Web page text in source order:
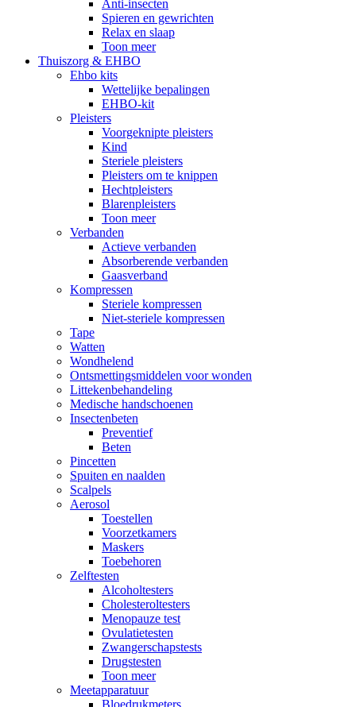
Anti-insecten
Spieren en gewrichten
Relax en slaap
Toon meer
Thuiszorg & EHBO
Ehbo kits
Wettelijke bepalingen
EHBO-kit
Pleisters
Voorgeknipte pleisters
Kind
Steriele pleisters
Pleisters om te knippen
Hechtpleisters
Blarenpleisters
Toon meer
Verbanden
Actieve verbanden
Absorberende verbanden
Gaasverband
Kompressen
Steriele kompressen
Niet-steriele kompressen
Tape
Watten
Wondhelend
Ontsmettingsmiddelen voor wonden
Littekenbehandeling
Medische handschoenen
Insectenbeten
Preventief
Beten
Pincetten
Spuiten en naalden
Scalpels
Aerosol
Toestellen
Voorzetkamers
Maskers
Toebehoren
Zelftesten
Alcoholtesters
Cholesteroltesters
Menopauze test
Ovulatietesten
Zwangerschapstests
Drugstesten
Toon meer
Meetapparatuur
Bloedrukmeters